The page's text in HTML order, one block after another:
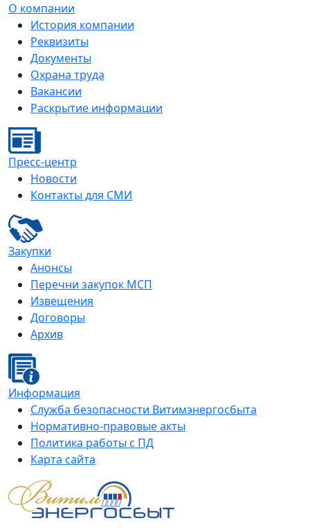
О компании
История компании
Реквизиты
Документы
Охрана труда
Вакансии
Раскрытие информации
Пресс-центр
Новости
Контакты для СМИ
Закупки
Анонсы
Перечни закупок МСП
Извещения
Договоры
Архив
Информация
Служба безопасности Витимэнергосбыта
Нормативно-правовые акты
Политика работы с ПД
Карта сайта